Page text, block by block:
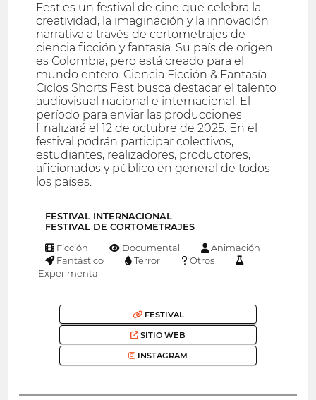
Fest es un festival de cine que celebra la
creatividad, la imaginación y la innovación
narrativa a través de cortometrajes de
ciencia ficción y fantasía. Su país de origen
es Colombia, pero está creado para el
mundo entero. Ciencia Ficción & Fantasía
Ciclos Shorts Fest busca destacar el talento
audiovisual nacional e internacional. El
período para enviar las producciones
finalizará el 12 de octubre de 2025. En el
festival podrán participar colectivos,
estudiantes, realizadores, productores,
aficionados y público en general de todos
los países.
FESTIVAL INTERNACIONAL
FESTIVAL DE CORTOMETRAJES
Ficción Documental
Animación
Fantástico
Terror
Otros
Experimental
FESTIVAL
SITIO WEB
INSTAGRAM